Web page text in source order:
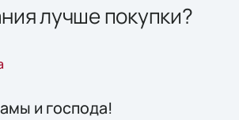
лучше покупки?
и господа!